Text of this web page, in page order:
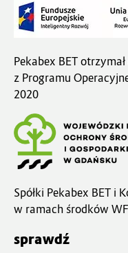
Pekabex BET
z Programu
2020
Spółki Pekabex BET i
w ramach środków
sprawdź